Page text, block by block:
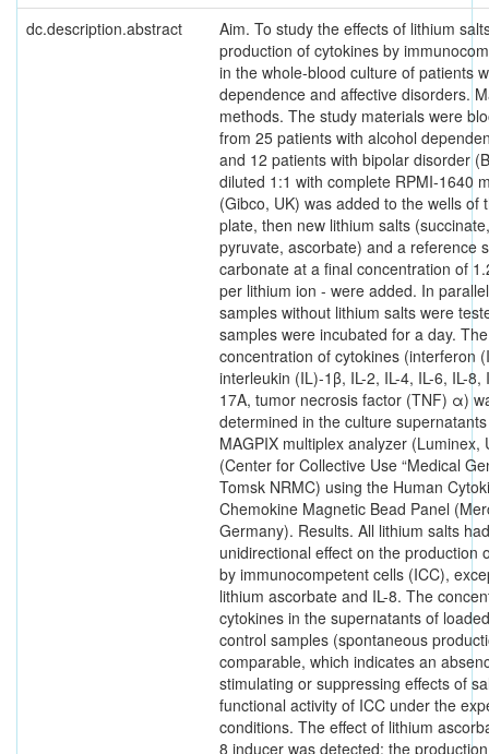
dc.description.abstract
Aim. To study the effects of lithium
production of cytokines by
in the whole-blood culture of patients
dependence and affective disorders.
methods. The study materials were
from 25 patients with alcohol
and 12 patients with bipolar disorder
diluted 1:1 with complete RPMI-1640
(Gibco, UK) was added to the wells of
plate, then new lithium salts
pyruvate, ascorbate) and a reference
carbonate at a final concentration of
per lithium ion - were added. In
samples without lithium salts were
samples were incubated for a day. The
concentration of cytokines (interferon
interleukin (IL)-1β, IL-2, IL-4, IL-6, IL-8,
17A, tumor necrosis factor (TNF) α)
determined in the culture
MAGPIX multiplex analyzer (Luminex,
(Center for Collective Use “Medical
Tomsk NRMC) using the Human
Chemokine Magnetic Bead Panel
Germany). Results. All lithium salts
unidirectional effect on the production
by immunocompetent cells (ICC),
lithium ascorbate and IL-8. The
cytokines in the supernatants of
control samples (spontaneous
comparable, which indicates an
stimulating or suppressing effects of
functional activity of ICC under the
conditions. The effect of lithium
8 inducer was detected: the